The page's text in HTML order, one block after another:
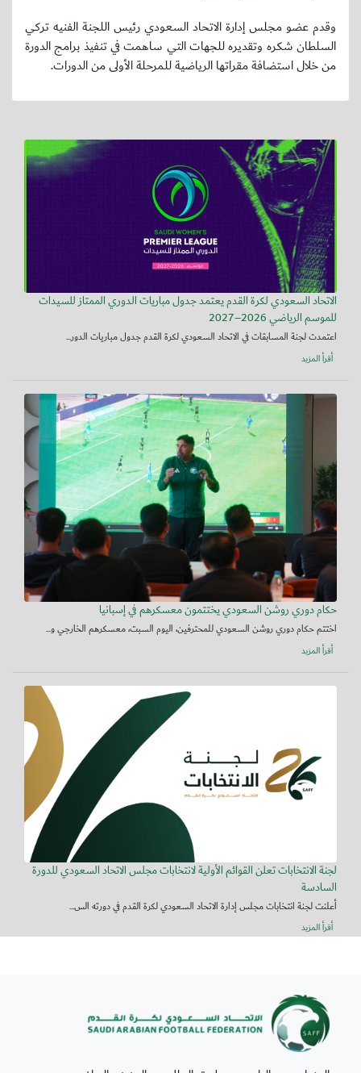
وقدم عضو مجلس إدارة الاتحاد السعودي رئيس اللجنة الفنيه تركي
السلطان شكره وتقديره للجهات التي ساهمت في تنفيذ برامج الدورة
من خلال استضافة مقراتها الرياضية للمرحلة الأولى من الدورات.
الاتحاد السعودي لكرة القدم يعتمد جدول مباريات الدوري الممتاز للسيدات
للموسم الرياضي 2026–2027
اعتمدت لجنة المسابقات في الاتحاد السعودي لكرة القدم جدول مباريات الدور...
أقرأ المزيد
حكام دوري روشن السعودي يختتمون معسكرهم في إسبانيا
اختتم حكام دوري روشن السعودي للمحترفين، اليوم السبت، معسكرهم الخارجي و...
أقرأ المزيد
لجنة الانتخابات تعلن القوائم الأولية لانتخابات مجلس الاتحاد السعودي للدورة
السادسة
أعلنت لجنة انتخابات مجلس إدارة الاتحاد السعودي لكرة القدم في دورته الس...
أقرأ المزيد